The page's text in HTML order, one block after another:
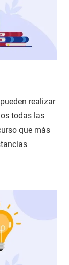
realizar
todas las
que más